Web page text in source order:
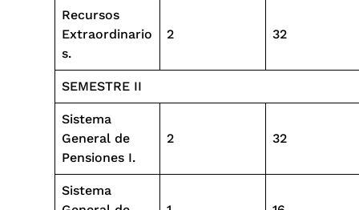
Recursos
Extraordinario
s.
2 32
SEMESTRE II
Sistema
General de
Pensiones I.
2 32
Sistema